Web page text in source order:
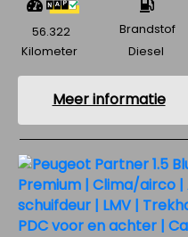
56.322
Kilometer
Brandstof
Diesel
Meer informatie